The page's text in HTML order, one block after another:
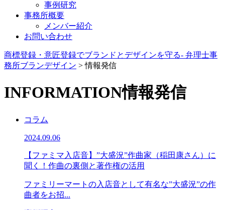
事例研究
事務所概要
メンバー紹介
お問い合わせ
商標登録・意匠登録でブランドとデザインを守る- 弁理士事
務所ブランデザイン >情報発信
INFORMATION情報発信
コラム
2024.09.06
【ファミマ入店音】”大盛況”作曲家（稲田康さん）に
聞く！作曲の裏側と著作権の活用
ファミリーマートの入店音として有名な”大盛況”の作
曲者をお招...